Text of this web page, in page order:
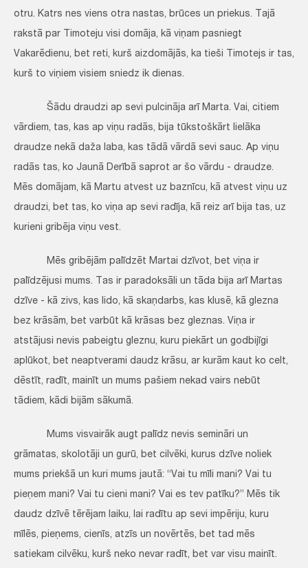
otru. Katrs nes viens otra nastas, brūces un priekus. Tajā
rakstā par Timoteju visi domāja, kā viņam pasniegt
Vakarēdienu, bet reti, kurš aizdomājās, ka tieši Timotejs ir tas,
kurš to viņiem visiem sniedz ik dienas.
Šādu draudzi ap sevi pulcināja arī Marta. Vai, citiem
vārdiem, tas, kas ap viņu radās, bija tūkstoškārt lielāka
draudze nekā daža laba, kas tādā vārdā sevi sauc. Ap viņu
radās tas, ko Jaunā Derībā saprot ar šo vārdu - draudze.
Mēs domājam, kā Martu atvest uz baznīcu, kā atvest viņu uz
draudzi, bet tas, ko viņa ap sevi radīja, kā reiz arī bija tas, uz
kurieni gribēja viņu vest.
Mēs gribējām palīdzēt Martai dzīvot, bet viņa ir
palīdzējusi mums. Tas ir paradoksāli un tāda bija arī Martas
dzīve - kā zivs, kas lido, kā skaņdarbs, kas klusē, kā glezna
bez krāsām, bet varbūt kā krāsas bez gleznas. Viņa ir
atstājusi nevis pabeigtu gleznu, kuru piekārt un godbijīgi
aplūkot, bet neaptverami daudz krāsu, ar kurām kaut ko celt,
dēstīt, radīt, mainīt un mums pašiem nekad vairs nebūt
tādiem, kādi bijām sākumā.
Mums visvairāk augt palīdz nevis semināri un
grāmatas, skolotāji un gurū, bet cilvēki, kurus dzīve noliek
mums priekšā un kuri mums jautā: “Vai tu mīli mani? Vai tu
pieņem mani? Vai tu cieni mani? Vai es tev patīku?” Mēs tik
daudz dzīvē tērējam laiku, lai radītu ap sevi impēriju, kuru
mīlēs, pieņems, cienīs, atzīs un novērtēs, bet tad mēs
satiekam cilvēku, kurš neko nevar radīt, bet var visu mainīt.